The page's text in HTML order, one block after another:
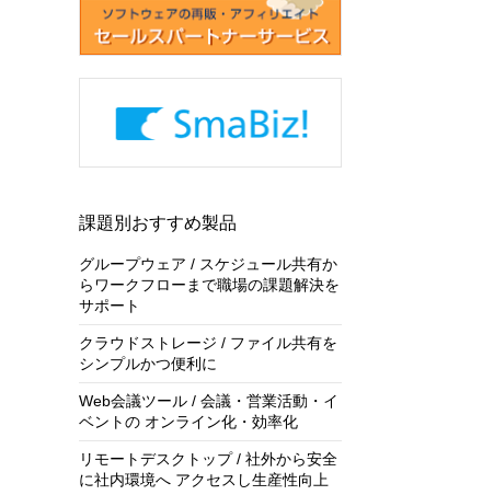
課題別おすすめ製品
グループウェア / スケジュール共有か
らワークフローまで職場の課題解決を
サポート
クラウドストレージ / ファイル共有を
シンプルかつ便利に
Web会議ツール / 会議・営業活動・イ
ベントの オンライン化・効率化
リモートデスクトップ / 社外から安全
に社内環境へ アクセスし生産性向上